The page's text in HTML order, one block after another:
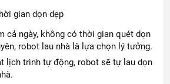
gian dọn dẹp
cả ngày, không có thời gian quét dọn
robot lau nhà là lựa chọn lý tưởng.
lịch trình tự động, robot sẽ tự lau dọn